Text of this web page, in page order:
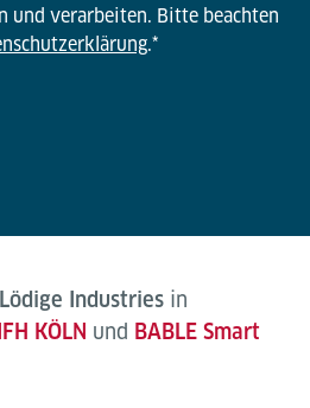
und verarbeiten. Bitte beachten
.*
Lödige Industries in
KÖLN und BABLE Smart